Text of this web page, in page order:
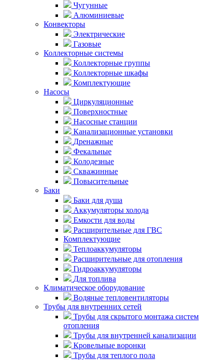
Чугунные
Алюминиевые
Конвекторы
Электрические
Газовые
Коллекторные системы
Коллекторные группы
Коллекторные шкафы
Комплектующие
Насосы
Циркуляционные
Поверхностные
Насосные станции
Канализационные установки
Дренажные
Фекальные
Колодезные
Скважинные
Повысительные
Баки
Баки для душа
Аккумуляторы холода
Емкости для воды
Расширительные для ГВС
Комплектующие
Теплоаккумуляторы
Расширительные для отопления
Гидроаккумуляторы
Для топлива
Климатическое оборудование
Водяные тепловентиляторы
Трубы для внутренних сетей
Трубы для скрытого монтажа систем
отопления
Трубы для внутренней канализации
Кровельные воронки
Трубы для теплого пола